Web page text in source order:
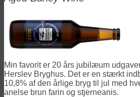
Min favorit er 20 års jubilæum
Herslev Bryghus. Det er en stærkt
10,8% af den årlige bryg til jul med
anelse brun farin og stjerneanis.